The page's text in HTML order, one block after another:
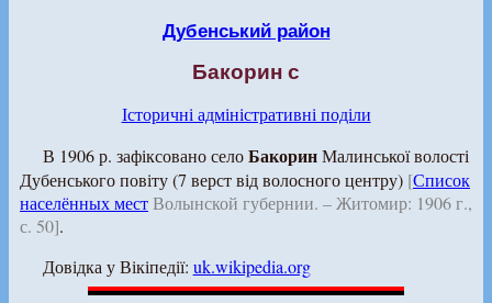
Дубенський район
Бакорин с
Історичні адміністративні поділи
В 1906 р. зафіксовано селоБакоринМалинської волості
Дубенського повіту (7 верст від волосного центру) [Список
населённых местВолынской губернии. – Житомир: 1906 г.,
с. 50].
Довідка у Вікіпедії: uk.wikipedia.org